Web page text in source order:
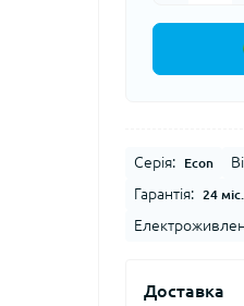
Серія: Econ
Гарантія:
24
Доставка